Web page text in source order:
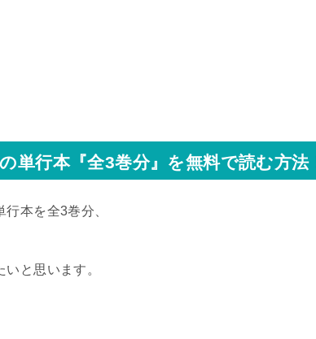
単行本『全3巻分』を無料で読む方法
本を全3巻分、
と思います。